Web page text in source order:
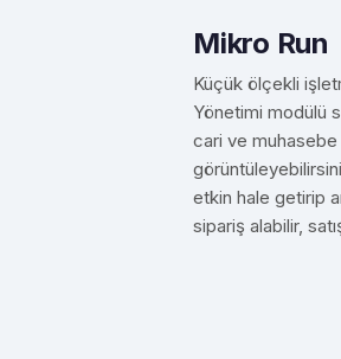
Mikro Run
Küçük ölçekli
Yönetimi modülü
cari ve
etkin hale getirip
sipariş alabilir,